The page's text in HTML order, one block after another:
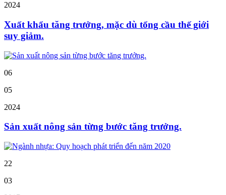
2024
Xuất khẩu tăng trưởng, mặc dù tổng cầu thế giới
suy giảm.
06
05
2024
Sản xuất nông sản từng bước tăng trưởng.
22
03